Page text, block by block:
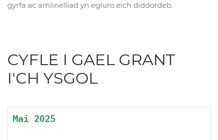
gyrfa ac amlinelliad yn egluro eich diddordeb.
CYFLE I GAEL GRANT
I'CH YSGOL
Mai 2025